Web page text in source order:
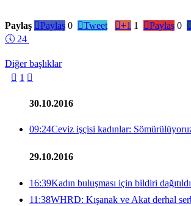
Paylaş Paylaş 0 Tweet +1 1 Paylaş 0 
🕔 24
Diğer başlıklar
 1 
30.10.2016
09:24Ceviz işçisi kadınlar:
29.10.2016
16:39Kadın buluşması için bildiri dağıtıldı
11:38WHRD: Kışanak ve Akat derhal